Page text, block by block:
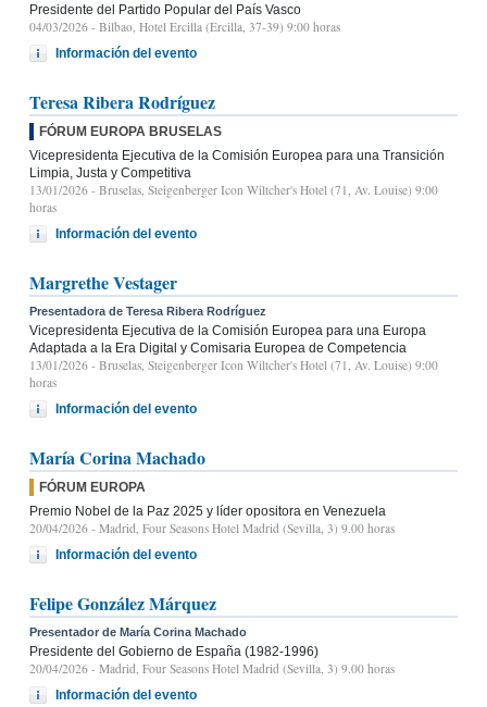
Presidente del Partido Popular del País Vasco
04/03/2026 - Bilbao, Hotel Ercilla (Ercilla, 37-39) 9:00 horas
Información del evento
Teresa Ribera Rodríguez
FÓRUM EUROPA BRUSELAS
Vicepresidenta Ejecutiva de la Comisión Europea para una Transición
Limpia, Justa y Competitiva
13/01/2026 - Bruselas, Steigenberger Icon Wiltcher's Hotel (71, Av. Louise) 9:00
horas
Información del evento
Margrethe Vestager
Presentadora de Teresa Ribera Rodríguez
Vicepresidenta Ejecutiva de la Comisión Europea para una Europa
Adaptada a la Era Digital y Comisaria Europea de Competencia
13/01/2026 - Bruselas, Steigenberger Icon Wiltcher's Hotel (71, Av. Louise) 9:00
horas
Información del evento
María Corina Machado
FÓRUM EUROPA
Premio Nobel de la Paz 2025 y líder opositora en Venezuela
20/04/2026 - Madrid, Four Seasons Hotel Madrid (Sevilla, 3) 9.00 horas
Información del evento
Felipe González Márquez
Presentador de María Corina Machado
Presidente del Gobierno de España (1982-1996)
20/04/2026 - Madrid, Four Seasons Hotel Madrid (Sevilla, 3) 9.00 horas
Información del evento